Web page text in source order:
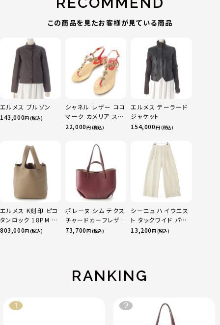
この商品を見たお客様が見ている商品
エルメス ブルゾン
143,000円 (税込)
シャネル レザー ココ
マーク カメリア スエ
ード サンダル ベージ
22,000円 (税込)
エルメス テーラード
ジャケット
154,000円 (税込)
エルメス K刻印 ピコ
タンロック 18PM ト
リヨン ハンドバッグ
803,000円 (税込)
ポレーヌ シム テクス
チャードカーフレザ
ー トートバッグ ダー
73,700円 (税込)
シーニュ ハイウエス
ト タックワイド パン
ツ ボトムス オフホワ
13,200円 (税込)
RANKING